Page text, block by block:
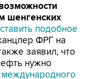
шенгенских
подобное
ФРГ на
заявил, что
нужно
международного